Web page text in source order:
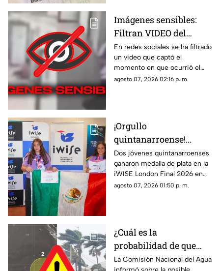
Imágenes sensibles:
Filtran VIDEO del
t1r0t30 de en escuela
que dejó a 7 mu3rt0s y
más de 30 h3r1d0s; así
ocurrió la m4s4cr3
En redes sociales se ha filtrado
un video que captó el
momento en que ocurrió el
tiroteo que dejó a 7 muertos y
agosto 07, 2026 02:16 p. m.
¡Orgullo
quintanarroense!
Jóvenes GANAN la
plata en la competencia
iWISE London Final
2026
Dos jóvenes quintanarroenses
ganaron medalla de plata en la
iWISE London Final 2026 en
donde participaron más de
agosto 07, 2026 01:50 p. m.
¿Cuál es la
probabilidad de que
'Hernan' se forme esta
La Comisión Nacional del Agua